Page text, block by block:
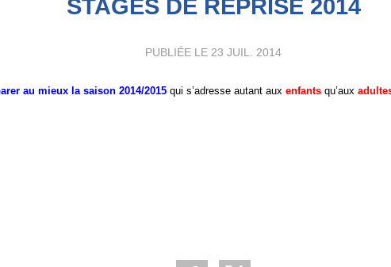
STAGES DE REPRISE 2014
PUBLIÉE LE 23 JUIL. 2014
au mieux la saison 2014/2015 qui s’adresse autant aux enfants qu’aux